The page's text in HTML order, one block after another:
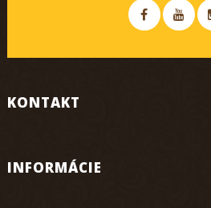
KONTAKT
INFORMÁCIE